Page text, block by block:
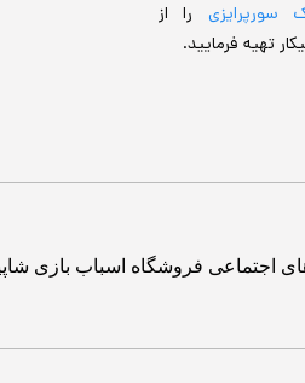
سورپرایزی را از
تهیه فرمایید.
اجتماعی فروشگاه اسباب بازی